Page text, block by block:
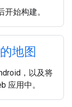
始构建。
地图
，以及将
应用中。